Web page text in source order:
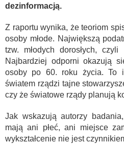
dezinformacją.
Z raportu wynika, że teoriom
osoby młode. Największą
tzw. młodych dorosłych,
Najbardziej odporni okazują
osoby po 60. roku życia. To
światem rządzi tajne
czy że światowe rządy planują
Jak wskazują autorzy
mają ani płeć, ani miejsce
wykształcenie nie jest